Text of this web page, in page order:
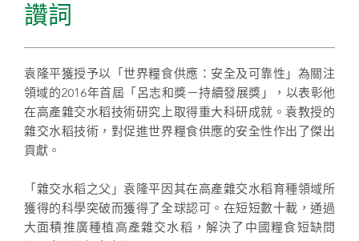
讚詞
袁隆平獲授予以「世界糧食供應：安全及可靠性」為關注
領域的2016年首屆「呂志和獎－持續發展獎」，以表彰他
在高產雜交水稻技術研究上取得重大科研成就。袁教授的
雜交水稻技術，對促進世界糧食供應的安全性作出了傑出
貢獻。
「雜交水稻之父」袁隆平因其在高產雜交水稻育種領域所
獲得的科學突破而獲得了全球認可。在短短數十載，通過
大面積推廣種植高產雜交水稻，解決了中國糧食短缺問